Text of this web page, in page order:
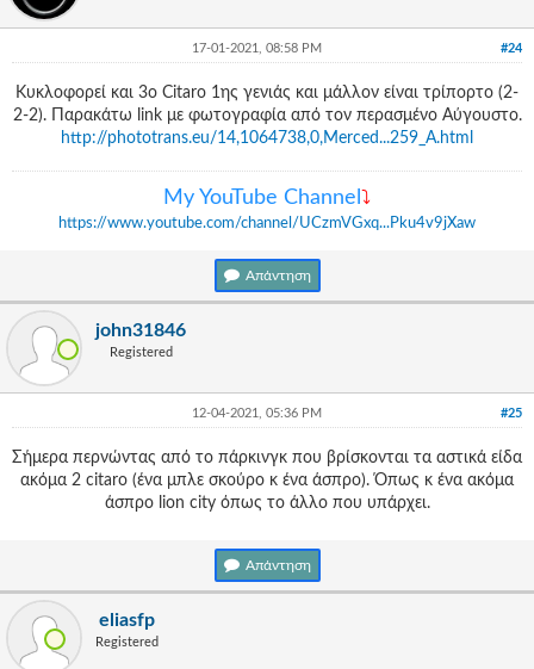
#24
17-01-2021, 08:58 PM
Κυκλοφορεί και 3ο Citaro 1ης γενιάς και μάλλον είναι τρίπορτο (2-
2-2). Παρακάτω link με φωτογραφία από τον περασμένο Αύγουστο.
http://phototrans.eu/14,1064738,0,Merced...259_A.html
Μy YouTube Channel ⤵
https://www.youtube.com/channel/UCzmVGxq...Pku4v9jXaw
Απάντηση
john31846
Registered
#25
12-04-2021, 05:36 PM
Σήμερα περνώντας από το πάρκινγκ που βρίσκονται τα αστικά είδα
ακόμα 2 citaro (ένα μπλε σκούρο κ ένα άσπρο). Όπως κ ένα ακόμα
άσπρο lion city όπως το άλλο που υπάρχει.
Απάντηση
eliasfp
Registered